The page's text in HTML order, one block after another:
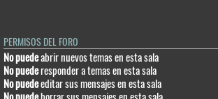
PERMISOS DEL FORO
No puedeabrir nuevos temas en esta sala
No puederesponder a temas en esta sala
No puedeeditar sus mensajes en esta sala